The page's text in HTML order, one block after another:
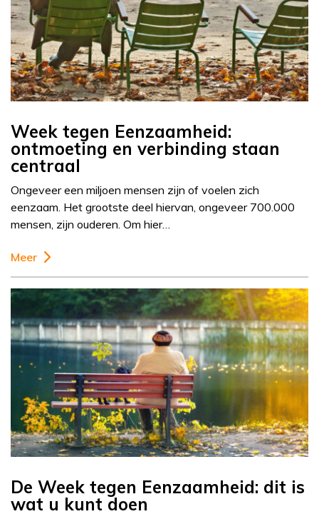
Week tegen Eenzaamheid:
ontmoeting en verbinding staan
centraal
Ongeveer een miljoen mensen zijn of voelen zich
eenzaam. Het grootste deel hiervan, ongeveer 700.000
mensen, zijn ouderen. Om hier…
Meer
De Week tegen Eenzaamheid: dit is
wat u kunt doen